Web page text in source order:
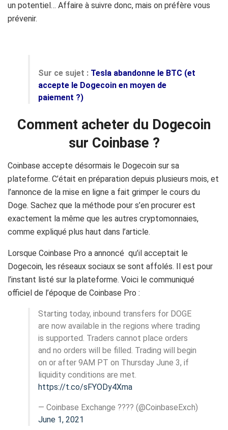
un potentiel… Affaire à suivre donc, mais on préfère vous
prévenir.
Sur ce sujet : Tesla abandonne le BTC (et
accepte le Dogecoin en moyen de
paiement ?)
Comment acheter du Dogecoin
sur Coinbase ?
Coinbase accepte désormais le Dogecoin sur sa
plateforme. C’était en préparation depuis plusieurs mois, et
l’annonce de la mise en ligne a fait grimper le cours du
Doge. Sachez que la méthode pour s’en procurer est
exactement la même que les autres cryptomonnaies,
comme expliqué plus haut dans l’article.
Lorsque Coinbase Pro a annoncé qu’il acceptait le
Dogecoin, les réseaux sociaux se sont affolés. Il est pour
l’instant listé sur la plateforme. Voici le communiqué
officiel de l’époque de Coinbase Pro :
Starting today, inbound transfers for DOGE
are now available in the regions where trading
is supported. Traders cannot place orders
and no orders will be filled. Trading will begin
on or after 9AM PT on Thursday June 3, if
liquidity conditions are met.
https://t.co/sFYODy4Xma
— Coinbase Exchange ????️ (@CoinbaseExch)
June 1, 2021